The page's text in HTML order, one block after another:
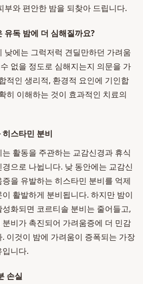
부와 편안한 밤을 되찾아 드립니다.
유독 밤에 더 심해질까요?
낮에는 그럭저럭 견딜만하던 가려움
없을 정도로 심해지는지 의문을 가
적인 생리적, 환경적 요인에 기인합
히 이해하는 것이 효과적인 치료의
스타민 분비
활동을 주관하는 교감신경과 휴식
으로 나뉩니다. 낮 동안에는 교감신
을 유발하는 히스타민 분비를 억제
활발하게 분비됩니다. 하지만 밤이
화되면 코르티솔 분비는 줄어들고,
비가 촉진되어 가려움증에 더 민감
이것이 밤에 가려움이 증폭되는 가장
니다.
손실